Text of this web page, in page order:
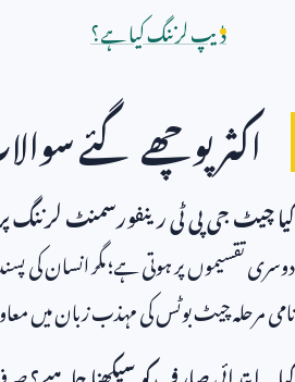
ڈیپ لرننگ کیا ہے؟
اکثر پوچھے گئے
کیا چیٹ جی پی ٹی رینفورسمنٹ لرننگ
دوسری تقسیموں پر ہوتی ہے؛ مگر انسان کی
نامی مرحلہ چیٹ بوٹس کی مہذب زبان میں